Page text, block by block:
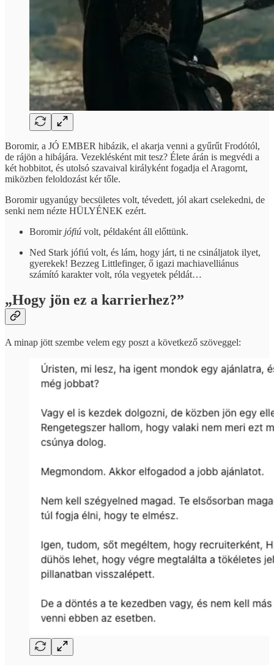
Boromir, a JÓ EMBER hibázik, el akarja venni a gyűrűt Frodótól,
de rájön a hibájára. Vezeklésként mit tesz? Élete árán is megvédi a
két hobbitot, és utolsó szavaival királyként fogadja el Aragornt,
miközben feloldozást kér tőle.
Boromir ugyanúgy becsületes volt, tévedett, jól akart cselekedni, de
senki nem nézte HÜLYÉNEK ezért.
Boromir jófiú volt, példaként áll előttünk.
Ned Stark jófiú volt, és lám, hogy járt, ti ne csináljatok ilyet,
gyerekek! Bezzeg Littlefinger, ő igazi machiavelliánus
számító karakter volt, róla vegyetek példát…
„Hogy jön ez a karrierhez?”
A minap jött szembe velem egy poszt a következő szöveggel: